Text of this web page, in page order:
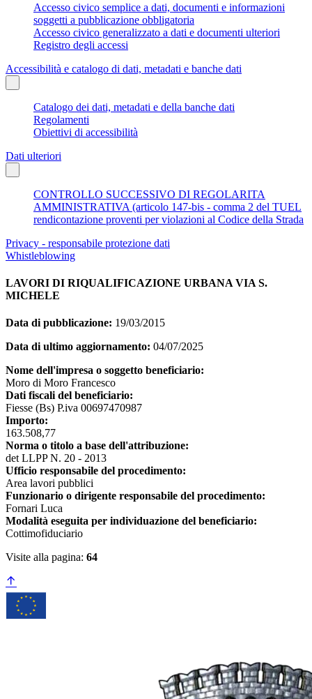
Accesso civico semplice a dati, documenti e informazioni
soggetti a pubblicazione obbligatoria
Accesso civico generalizzato a dati e documenti ulteriori
Registro degli accessi
Accessibilità e catalogo di dati, metadati e banche dati
Catalogo dei dati, metadati e della banche dati
Regolamenti
Obiettivi di accessibilità
Dati ulteriori
CONTROLLO SUCCESSIVO DI REGOLARITA
AMMINISTRATIVA (articolo 147-bis - comma 2 del TUEL
rendicontazione proventi per violazioni al Codice della Strada
Privacy - responsabile protezione dati
Whistleblowing
LAVORI DI RIQUALIFICAZIONE URBANA VIA S.
MICHELE
Data di pubblicazione: 19/03/2015
Data di ultimo aggiornamento: 04/07/2025
Nome dell'impresa o soggetto beneficiario:
Moro di Moro Francesco
Dati fiscali del beneficiario:
Fiesse (Bs) P.iva 00697470987
Importo:
163.508,77
Norma o titolo a base dell'attribuzione:
det LLPP N. 20 - 2013
Ufficio responsabile del procedimento:
Area lavori pubblici
Funzionario o dirigente responsabile del procedimento:
Fornari Luca
Modalità eseguita per individuazione del beneficiario:
Cottimofiduciario
Visite alla pagina: 64